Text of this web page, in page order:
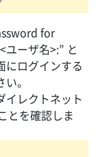
for
ーザ名>:” と
にログインする
。
イレクトネット
とを確認しま